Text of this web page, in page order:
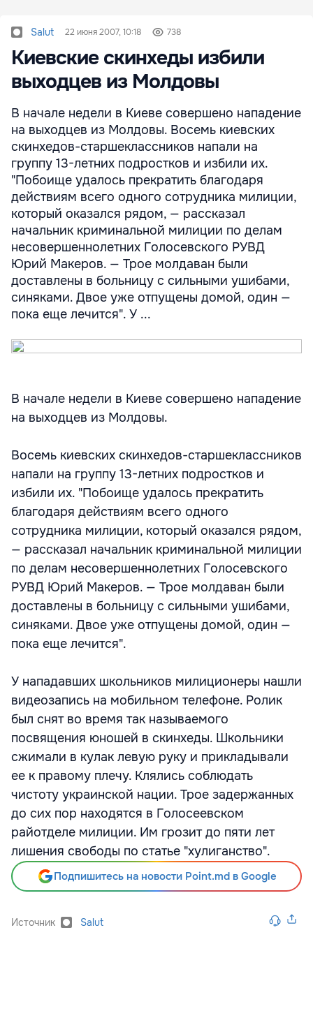
Salut 22 июня 2007, 10:18 738
Киевские скинхеды избили
выходцев из Молдовы
В начале недели в Киеве совершено нападение
на выходцев из Молдовы. Восемь киевских
скинхедов-старшеклассников напали на
группу 13-летних подростков и избили их.
"Побоище удалось прекратить благодаря
действиям всего одного сотрудника милиции,
который оказался рядом, — рассказал
начальник криминальной милиции по делам
несовершеннолетних Голосевского РУВД
Юрий Макеров. — Трое молдаван были
доставлены в больницу с сильными ушибами,
синяками. Двое уже отпущены домой, один —
пока еще лечится". У ...
В начале недели в Киеве совершено нападение
на выходцев из Молдовы.
Восемь киевских скинхедов-старшеклассников
напали на группу 13-летних подростков и
избили их. "Побоище удалось прекратить
благодаря действиям всего одного
сотрудника милиции, который оказался рядом,
— рассказал начальник криминальной милиции
по делам несовершеннолетних Голосевского
РУВД Юрий Макеров. — Трое молдаван были
доставлены в больницу с сильными ушибами,
синяками. Двое уже отпущены домой, один —
пока еще лечится".
У нападавших школьников милиционеры нашли
видеозапись на мобильном телефоне. Ролик
был снят во время так называемого
посвящения юношей в скинхеды. Школьники
сжимали в кулак левую руку и прикладывали
ее к правому плечу. Клялись соблюдать
чистоту украинской нации. Трое задержанных
до сих пор находятся в Голосеевском
райотделе милиции. Им грозит до пяти лет
лишения свободы по статье "хулиганство".
Подпишитесь на новости Point.md в Google
Источник Salut